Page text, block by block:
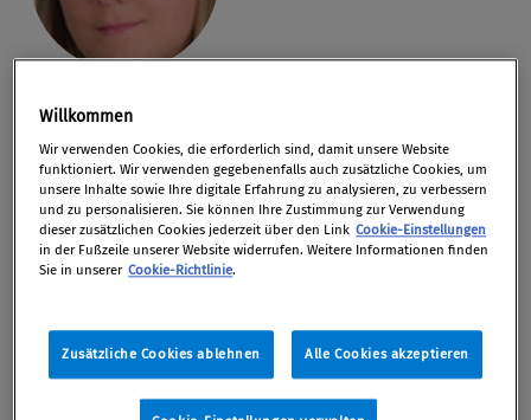
Mag. Sandra Popp
Artikel auf Xing teilen
Artikel auf linkedIn teilen
Artikel auf Facebook teilen
Artikellink kopieren
Artikel per Mail teilen
Vita
Mag. Sandra Popp ist Rechtsanwaltsanwärterin
im Team von Mag. Wolfgang Kapek /
TaylorWessing.
Willkommen
Wir verwenden Cookies, die erforderlich sind, damit unsere Website
funktioniert. Wir verwenden gegebenenfalls auch zusätzliche Cookies, um
unsere Inhalte sowie Ihre digitale Erfahrung zu analysieren, zu verbessern
und zu personalisieren. Sie können Ihre Zustimmung zur Verwendung
dieser zusätzlichen Cookies jederzeit über den Link Cookie-Einstellungen
in der Fußzeile unserer Website widerrufen. Weitere Informationen finden
Sie in unserer Cookie-Richtlinie.
Zusätzliche Cookies ablehnen Alle Cookies akzeptieren